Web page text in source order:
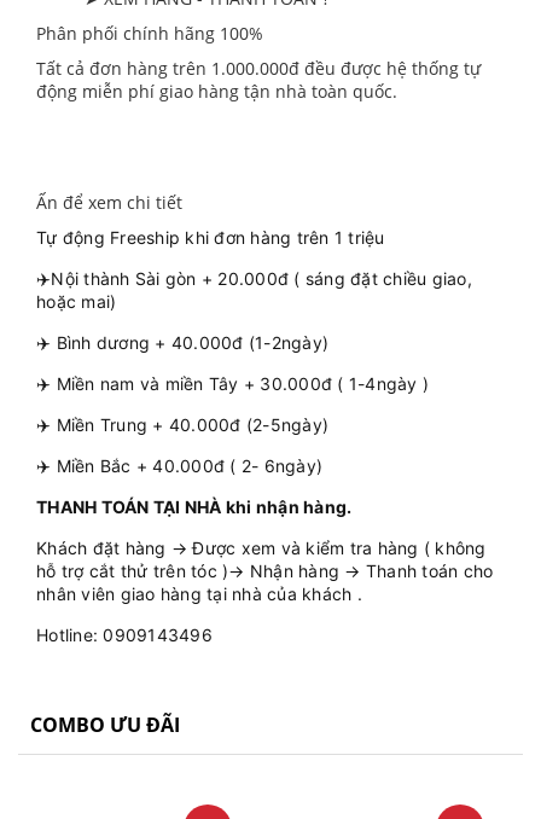
Phân phối chính hãng 100%
Tất cả đơn hàng trên 1.000.000đ đều được hệ thống tự
động miễn phí giao hàng tận nhà toàn quốc.
Ấn để xem chi tiết
Tự động Freeship khi đơn hàng trên 1 triệu
✈️Nội thành Sài gòn + 20.000đ ( sáng đặt chiều giao,
hoặc mai)
✈️ Bình dương + 40.000đ (1-2ngày)
✈️ Miền nam và miền Tây + 30.000đ ( 1-4ngày )
✈️ Miền Trung + 40.000đ (2-5ngày)
✈️ Miền Bắc + 40.000đ ( 2- 6ngày)
THANH TOÁN TẠI NHÀ khi nhận hàng.
Khách đặt hàng → Được xem và kiểm tra hàng ( không
hỗ trợ cắt thử trên tóc )→ Nhận hàng → Thanh toán cho
nhân viên giao hàng tại nhà của khách .
Hotline: 0909143496
COMBO ƯU ĐÃI